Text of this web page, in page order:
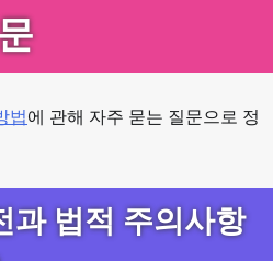
법에 관해 자주 묻는 질문으로 정
과 법적 주의사항